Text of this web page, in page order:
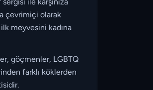
çevrimiçi olarak
meyvesini kadına
göçmenler, LGBTQ
farklı köklerden